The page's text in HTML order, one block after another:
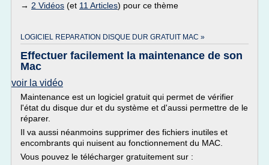
→ 2 Vidéos (et 11 Articles) pour ce thème
LOGICIEL REPARATION DISQUE DUR GRATUIT MAC »
Effectuer facilement la maintenance de son
Mac
voir la vidéo
Maintenance est un logiciel gratuit qui permet de vérifier
l'état du disque dur et du système et d'aussi permettre de le
réparer.
Il va aussi néanmoins supprimer des fichiers inutiles et
encombrants qui nuisent au fonctionnement du MAC.
Vous pouvez le télécharger gratuitement sur :